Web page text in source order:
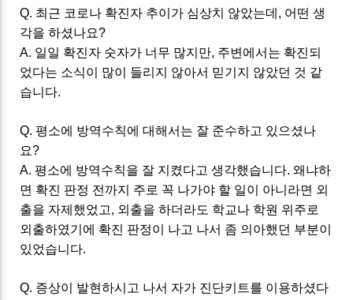
Q. 최근 코로나 확진자 추이가 심상치 않았는데, 어떤 생
각을 하셨나요?
A. 일일 확진자 숫자가 너무 많지만, 주변에서는 확진되
었다는 소식이 많이 들리지 않아서 믿기지 않았던 것 같
습니다.
Q. 평소에 방역수칙에 대해서는 잘 준수하고 있으셨나
요?
A. 평소에 방역수칙을 잘 지켰다고 생각했습니다. 왜냐하
면 확진 판정 전까지 주로 꼭 나가야 할 일이 아니라면 외
출을 자제했었고, 외출을 하더라도 학교나 학원 위주로
외출하였기에 확진 판정이 나고 나서 좀 의아했던 부분이
있었습니다.
Q. 증상이 발현하시고 나서 자가 진단키트를 이용하셨다